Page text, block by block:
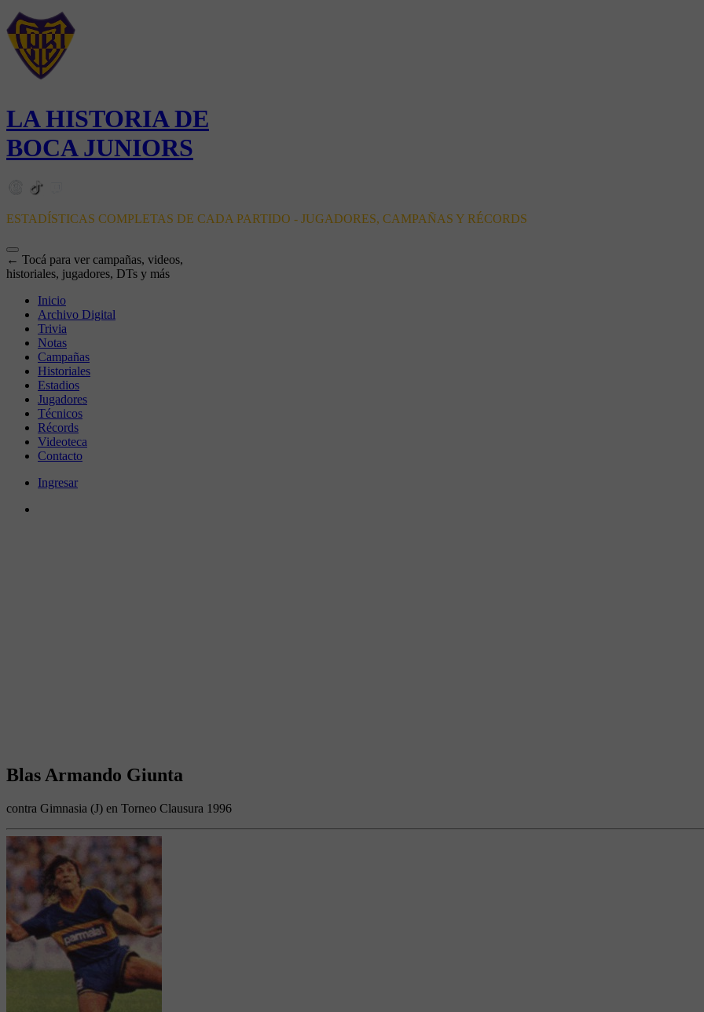
LA HISTORIA DE
BOCA JUNIORS
ESTADÍSTICAS COMPLETAS DE CADA PARTIDO - JUGADORES, CAMPAÑAS Y RÉCORDS
← Tocá para ver campañas, videos,
historiales, jugadores, DTs y más
Inicio
Archivo Digital
Trivia
Notas
Campañas
Historiales
Estadios
Jugadores
Técnicos
Récords
Videoteca
Contacto
Ingresar
Blas Armando Giunta
contra Gimnasia (J) en Torneo Clausura 1996